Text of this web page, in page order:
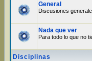
General
Discusiones
Nada que ver
Para todo lo que no
Disciplinas